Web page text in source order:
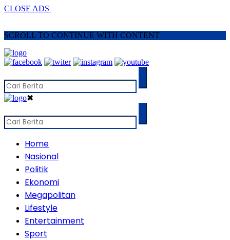
CLOSE ADS
SCROLL TO CONTINUE WITH CONTENT
✖
Home
Nasional
Politik
Ekonomi
Megapolitan
Lifestyle
Entertainment
Sport